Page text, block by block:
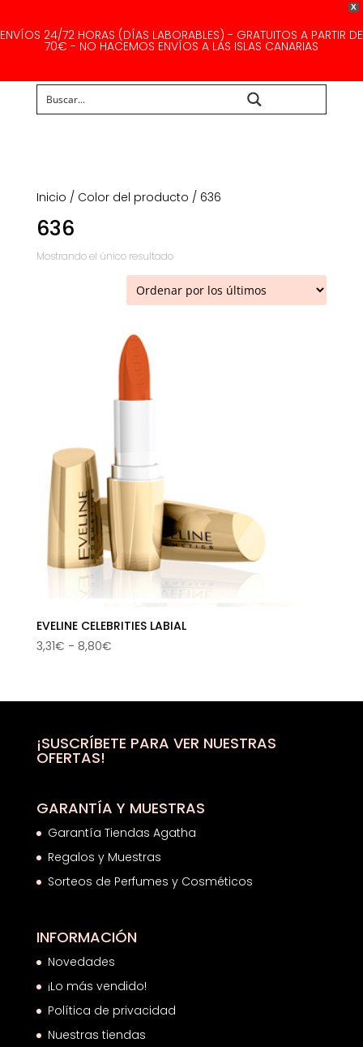
X
ENVÍOS 24/72 HORAS (DÍAS LABORABLES) - GRATUITOS A PARTIR DE
70€ - NO HACEMOS ENVÍOS A LAS ISLAS CANARIAS
Inicio / Color del producto / 636
636
Mostrando el único resultado
EVELINE CELEBRITIES LABIAL
3,31€ - 8,80€Rango
desde
hasta
¡SUSCRÍBETE PARA VER NUESTRAS
OFERTAS!
GARANTÍA Y MUESTRAS
Garantía Tiendas Agatha
Regalos y Muestras
Sorteos de Perfumes y Cosméticos
INFORMACIÓN
Novedades
¡Lo más vendido!
Política de privacidad
Nuestras tiendas